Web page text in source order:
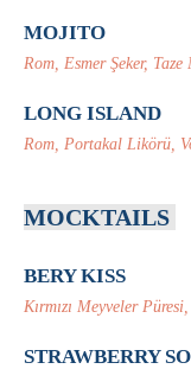
MOJITO
Rom, Esmer Şeker,
LONG ISLAND
Rom, Portakal Likörü,
MOCKTAILS
BERY KISS
Kırmızı Meyveler
STRAWBERRY